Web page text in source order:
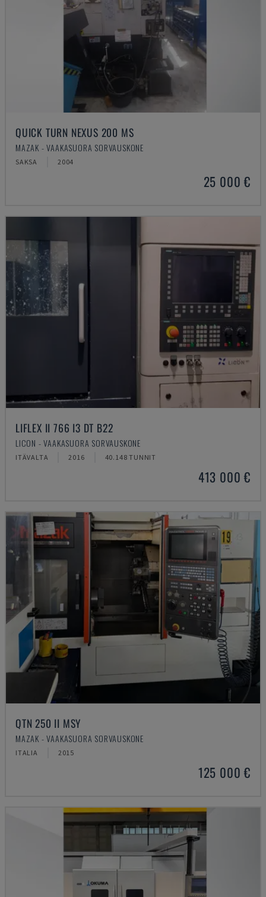
QUICK TURN NEXUS 200 MS
MAZAK - VAAKASUORA SORVAUSKONE
SAKSA 2004
25 000 €
LIFLEX II 766 I3 DT B22
LICON - VAAKASUORA SORVAUSKONE
ITÄVALTA 2016 40.148 TUNNIT
413 000 €
QTN 250 II MSY
MAZAK - VAAKASUORA SORVAUSKONE
ITALIA 2015
125 000 €